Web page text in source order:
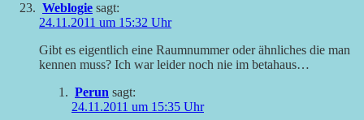
Weblogie sagt:
24.11.2011 um 15:32 Uhr
Gibt es eigentlich eine Raumnummer oder ähnliches die man
kennen muss? Ich war leider noch nie im betahaus…
Perun sagt:
24.11.2011 um 15:35 Uhr